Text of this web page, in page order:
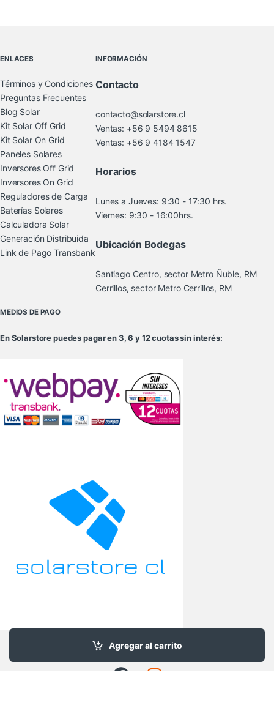
Agregar al carrito
ENLACES
Términos y Condiciones
Preguntas Frecuentes
Blog Solar
Kit Solar Off Grid
Kit Solar On Grid
Paneles Solares
Inversores Off Grid
Inversores On Grid
Reguladores de Carga
Baterías Solares
Calculadora Solar
Generación Distribuida
Link de Pago Transbank
INFORMACIÓN
Contacto
contacto@solarstore.cl
Ventas: +56 9 5494 8615
Ventas: +56 9 4184 1547
Horarios
Lunes a Jueves: 9:30 - 17:30 hrs.
Viernes: 9:30 - 16:00hrs.
Ubicación Bodegas
Santiago Centro, sector Metro Ñuble, RM
Cerrillos, sector Metro Cerrillos, RM
MEDIOS DE PAGO
En Solarstore puedes pagar en 3, 6 y 12 cuotas sin interés: